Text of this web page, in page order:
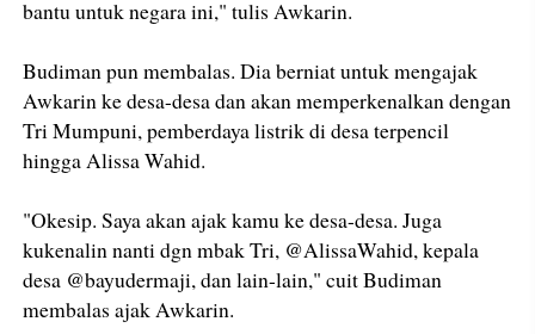
bantu untuk negara ini," tulis Awkarin.
Budiman pun membalas. Dia berniat untuk mengajak
Awkarin ke desa-desa dan akan memperkenalkan dengan
Tri Mumpuni, pemberdaya listrik di desa terpencil
hingga Alissa Wahid.
"Okesip. Saya akan ajak kamu ke desa-desa. Juga
kukenalin nanti dgn mbak Tri, @AlissaWahid, kepala
desa @bayudermaji, dan lain-lain," cuit Budiman
membalas ajak Awkarin.